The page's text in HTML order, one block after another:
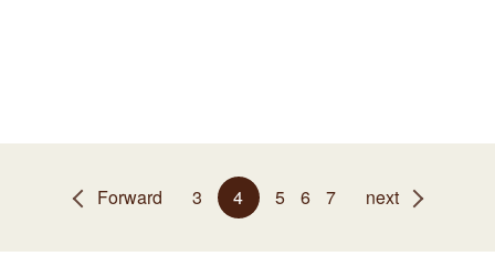
Forward 3 4 5 6 7 next